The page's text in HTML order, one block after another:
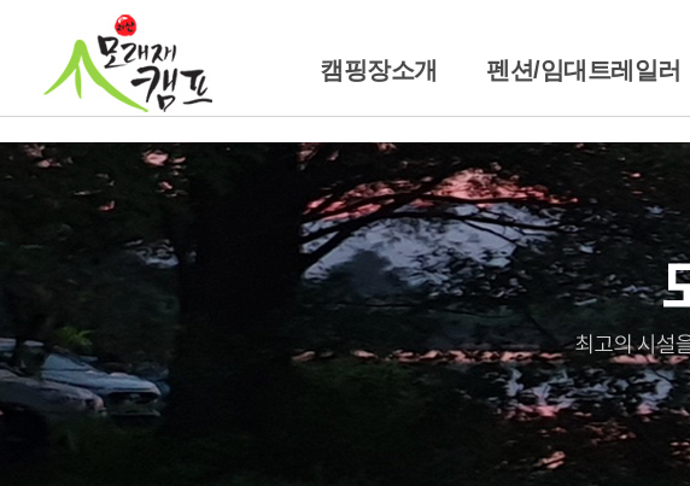
캠핑장소개 펜션/임대트레일러
위치및교통안내
트레일러임대